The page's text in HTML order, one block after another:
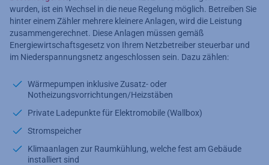
wurden, ist ein Wechsel in die neue Regelung möglich. Betreiben Sie
hinter einem Zähler mehrere kleinere Anlagen, wird die Leistung
zusammengerechnet. Diese Anlagen müssen gemäß
Energiewirtschaftsgesetz von Ihrem Netzbetreiber steuerbar und
im Niederspannungsnetz angeschlossen sein. Dazu zählen:
Wärmepumpen inklusive Zusatz- oder
Notheizungsvorrichtungen/Heizstäben
Private Ladepunkte für Elektromobile (Wallbox)
Stromspeicher
Klimaanlagen zur Raumkühlung, welche fest am Gebäude
installiert sind